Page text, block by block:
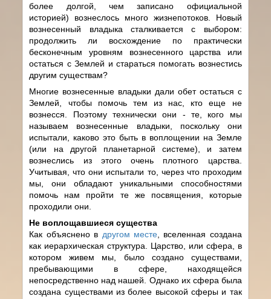
более долгой, чем записано официальной
историей) вознеслось много жизнепотоков. Новый
вознесенный владыка сталкивается с выбором:
продолжить ли восхождение по практически
бесконечным уровням вознесенного царства или
остаться с Землей и стараться помогать вознестись
другим существам?
Многие вознесенные владыки дали обет остаться с
Землей, чтобы помочь тем из нас, кто еще не
вознесся. Поэтому технически они - те, кого мы
называем вознесенные владыки, поскольку они
испытали, каково это быть в воплощении на Земле
(или на другой планетарной системе), и затем
вознеслись из этого очень плотного царства.
Учитывая, что они испытали то, через что проходим
мы, они обладают уникальными способностями
помочь нам пройти те же посвящения, которые
проходили они.
Не воплощавшиеся существа
Как объяснено в другом месте, вселенная создана
как иерархическая структура. Царство, или сфера, в
котором живем мы, было создано существами,
пребывающими в сфере, находящейся
непосредственно над нашей. Однако их сфера была
создана существами из более высокой сферы и так